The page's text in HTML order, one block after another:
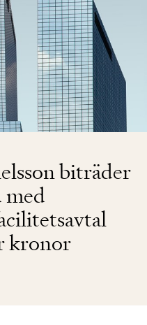
biträder
med
kronor